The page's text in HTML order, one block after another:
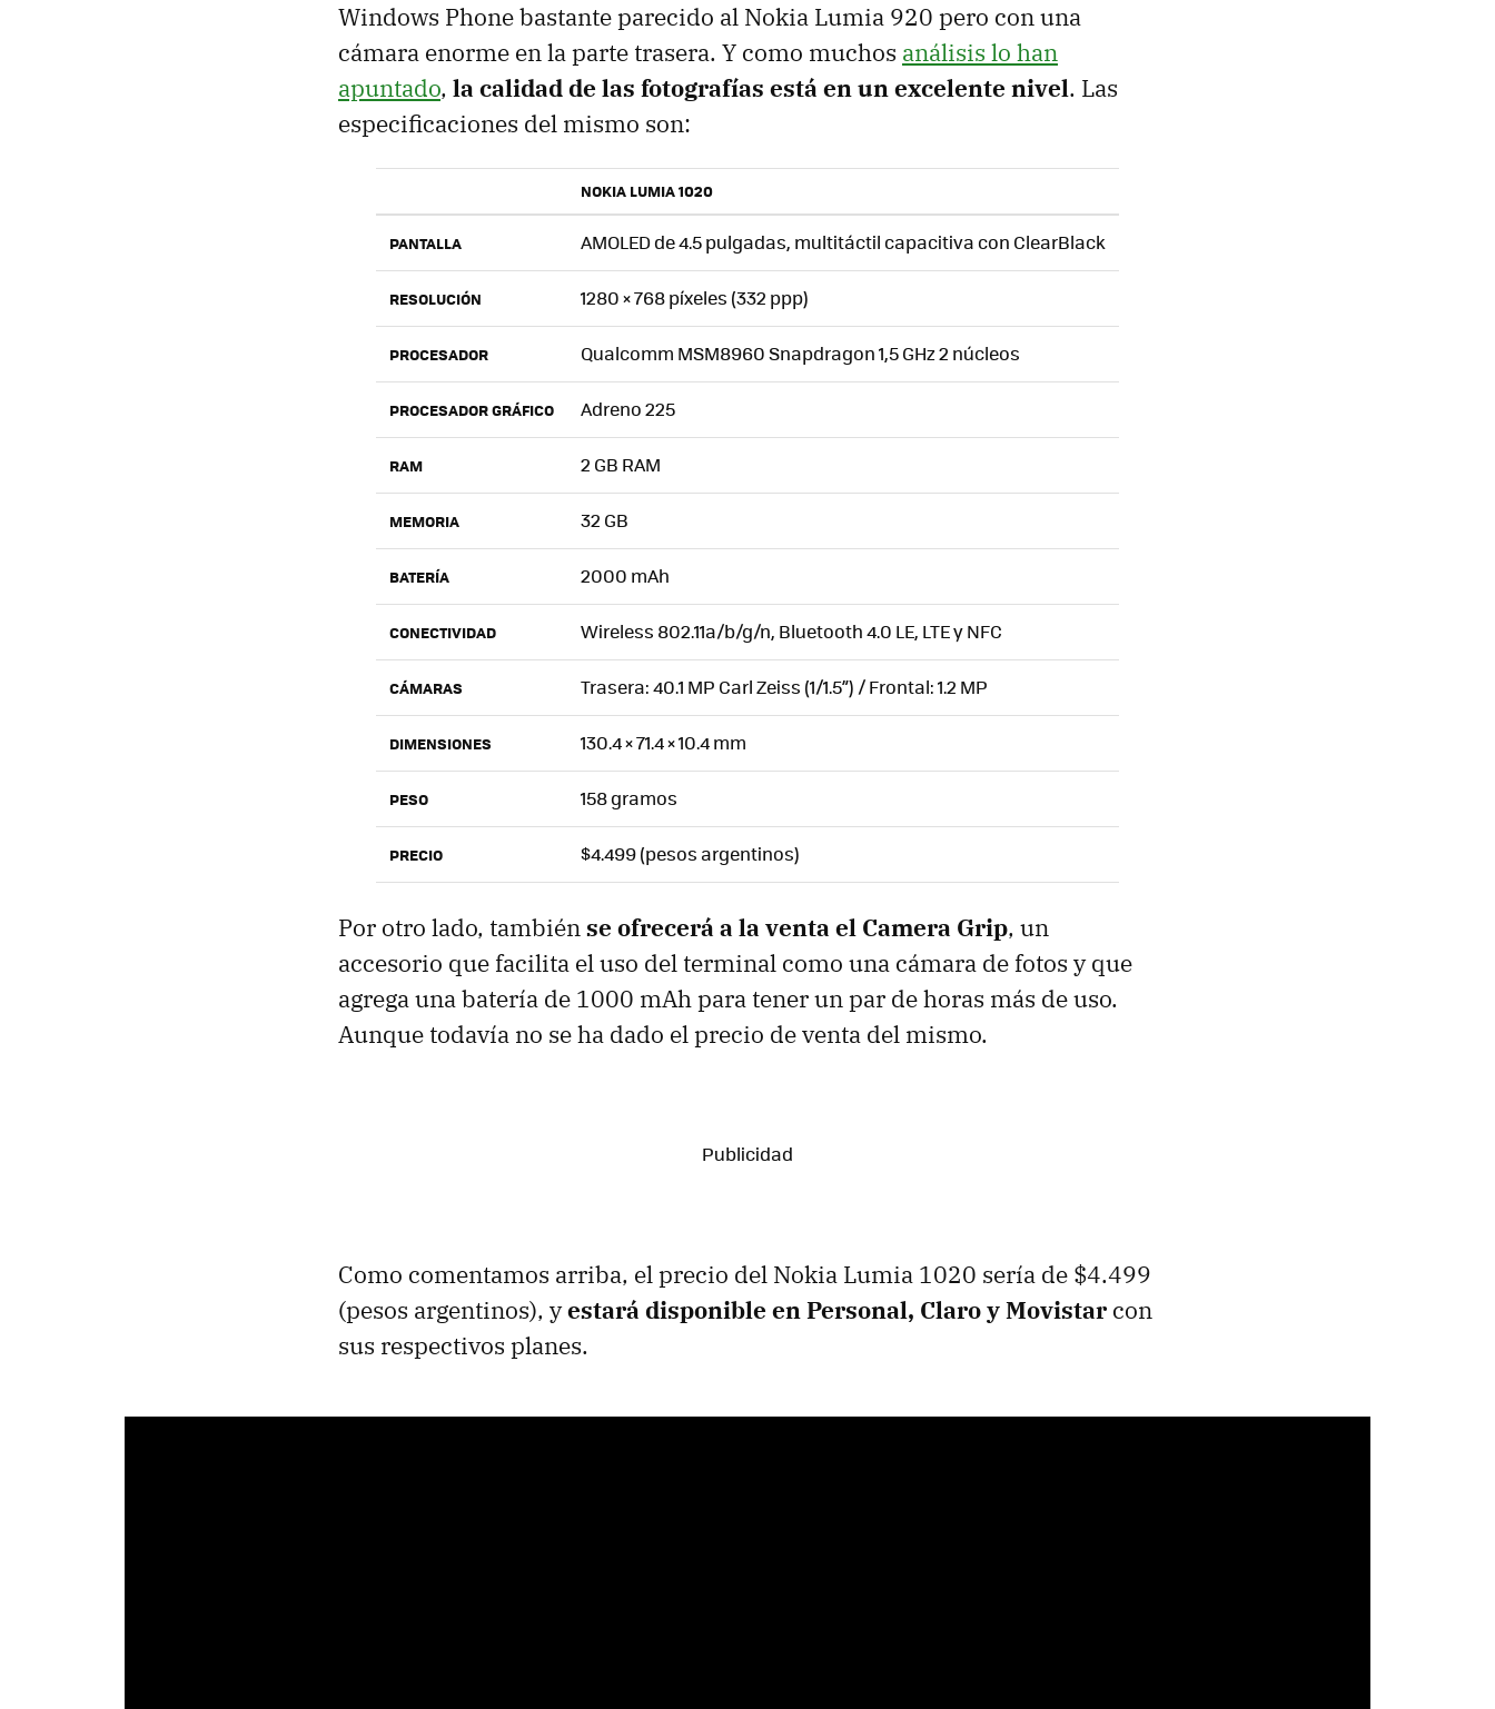
Windows Phone bastante parecido al Nokia Lumia 920 pero con una
cámara enorme en la parte trasera. Y como muchos análisis lo han
apuntado, la calidad de las fotografías está en un excelente nivel. Las
especificaciones del mismo son:
NOKIA LUMIA 1020
PANTALLA AMOLEDde 4.5 pulgadas, multitáctil capacitiva con ClearBlack
RESOLUCIÓN 1280 × 768 píxeles (332 ppp)
PROCESADOR Qualcomm MSM8960 Snapdragon 1,5 GHz 2 núcleos
PROCESADOR GRÁFICO Adreno 225
RAM 2 GB RAM
MEMORIA 32 GB
BATERÍA 2000 mAh
CONECTIVIDAD Wireless 802.11a/b/g/n, Bluetooth 4.0 LE, LTEyNFC
CÁMARAS Trasera: 40.1 MP Carl Zeiss (1/1.5”) / Frontal: 1.2 MP
DIMENSIONES 130.4 × 71.4 × 10.4 mm
PESO 158 gramos
PRECIO $4.499 (pesos argentinos)
Por otro lado, tambiénse ofrecerá a la venta el Camera Grip, un
accesorio que facilita el uso del terminal como una cámara de fotos y que
agrega una batería de 1000 mAh para tener un par de horas más de uso.
Aunque todavía no se ha dado el precio de venta del mismo.
Como comentamos arriba, el precio del Nokia Lumia 1020 sería de $4.499
(pesos argentinos), yestará disponible en Personal, Claro y Movistar con
sus respectivos planes.